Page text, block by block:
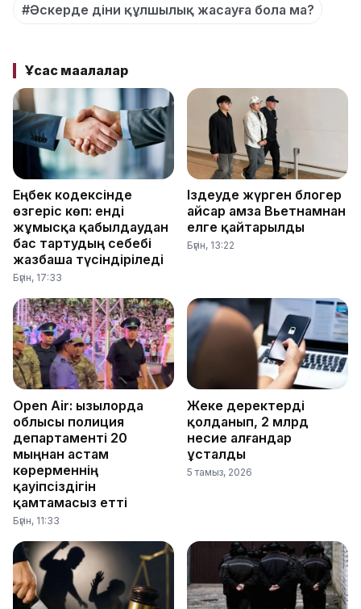
#Әскерде діни құлшылық жасауға бола ма?
Ұқсас мақалалар
Еңбек кодексінде
өзгеріс көп: енді
жұмысқа қабылдаудан
бас тартудың себебі
жазбаша түсіндіріледі
Бүгін, 17:33
Іздеуде жүрген блогер
Қайсар Қамза Вьетнамнан
елге қайтарылды
Бүгін, 13:22
Open Air: Қызылорда
облысы полиция
департаменті 20
мыңнан астам
көрерменнің
қауіпсіздігін
қамтамасыз етті
Бүгін, 11:33
Жеке деректерді
қолданып, 2 млрд
несие алғандар
ұсталды
5 тамыз, 2026